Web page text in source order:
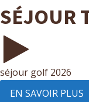
SÉJOUR
séjour golf 2026
EN SAVOIR PLUS